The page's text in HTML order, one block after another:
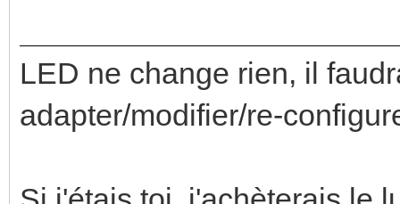
LED ne change rien, il
adapter/modifier/re-